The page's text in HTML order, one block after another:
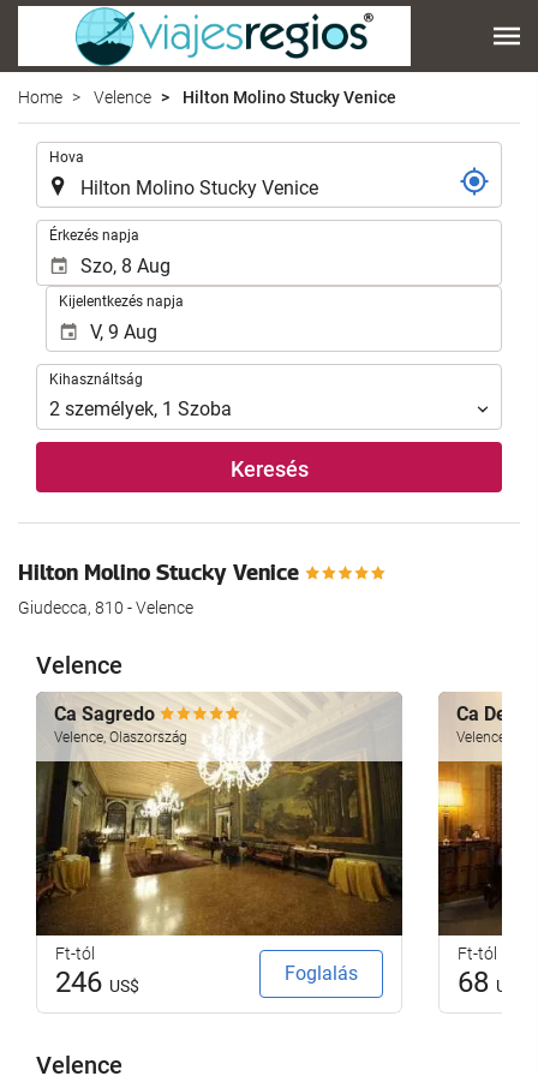
Home Velence Hilton Molino Stucky Venice
Hova
Érkezés napja
Kijelentkezés napja
Kihasználtság
Kihasználtság
2 személyek, 1 Szoba
Keresés
Hilton Molino Stucky Venice
Giudecca, 810 - Velence
Velence
Ca Sagredo
Velence, Olaszország
Ft-tól
246 US$
Foglalás
Ca Dei
Velence,
Ft-tól
68 US$
Velence